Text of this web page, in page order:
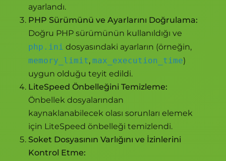
ayarlandı.
PHP Sürümünü ve Ayarlarını Doğrulama:
Doğru PHP sürümünün kullanıldığı ve
php.ini dosyasındaki ayarların (örneğin,
memory_limit, max_execution_time)
uygun olduğu teyit edildi.
LiteSpeed Önbelleğini Temizleme:
Önbellek dosyalarından
kaynaklanabilecek olası sorunları elemek
için LiteSpeed önbelleği temizlendi.
Soket Dosyasının Varlığını ve İzinlerini
Kontrol Etme: